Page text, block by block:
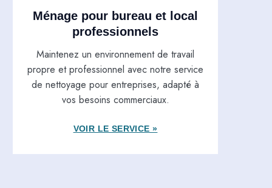
Ménage pour bureau et local
professionnels
Maintenez un environnement de travail
propre et professionnel avec notre service
de nettoyage pour entreprises, adapté à
vos besoins commerciaux.
VOIR LE SERVICE »